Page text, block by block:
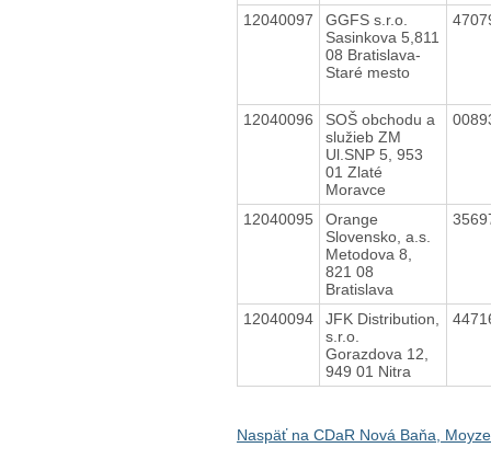
12040097
GGFS s.r.o.
Sasinkova 5,811
08 Bratislava-
Staré mesto
12040096
SOŠ obchodu a
služieb ZM
Ul.SNP 5, 953
01 Zlaté
Moravce
12040095
Orange
Slovensko, a.s.
Metodova 8,
821 08
Bratislava
12040094
JFK Distribution,
s.r.o.
Gorazdova 12,
949 01 Nitra
Naspäť na CDaR Nová Baňa,